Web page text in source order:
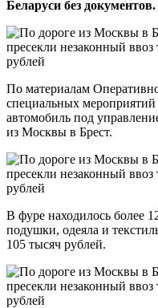
Беларуси без документов.
По материалам
специальных мероприятий
автомобиль под
из Москвы в Брест.
В фуре находилось более
подушки, одеяла и
105 тысяч рублей.